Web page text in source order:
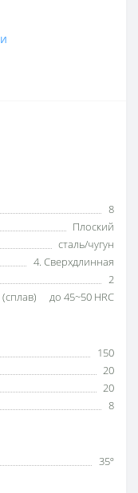
8
Плоский
сталь/чугун
4. Сверхдлинная
2
до 45~50 HRC
150
20
20
8
35º